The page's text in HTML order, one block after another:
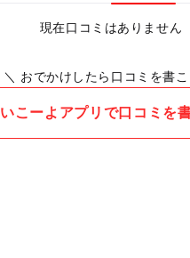
現在口コミはありません
＼ おでかけしたら口コミを書こ
いこーよアプリで口コミを